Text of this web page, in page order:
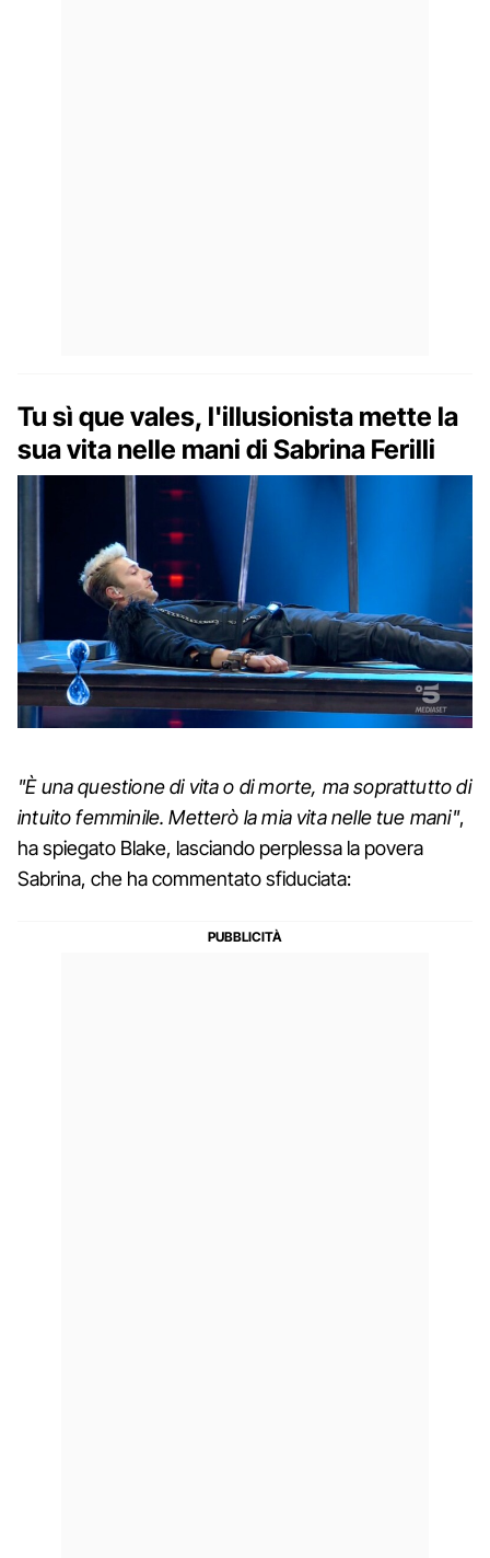
Tu sì que vales, l'illusionista mette la
sua vita nelle mani di Sabrina Ferilli
"È una questione di vita o di morte, ma soprattutto di
intuito femminile. Metterò la mia vita nelle tue mani",
ha spiegato Blake, lasciando perplessa la povera
Sabrina, che ha commentato sfiduciata: